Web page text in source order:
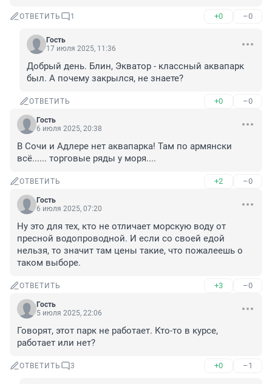
ОТВЕТИТЬ 1 +0 –0
Гость
17 июля 2025, 11:36
Добрый день. Блин, Экватор - классный аквапарк
был. А почему закрылся, не знаете?
ОТВЕТИТЬ +0 –0
Гость
6 июля 2025, 20:38
В Сочи и Адлере нет аквапарка! Там по армянски
всё...... торговые ряды у моря....
ОТВЕТИТЬ +2 –0
Гость
6 июля 2025, 07:20
Ну это для тех, кто не отличает морскую воду от
пресной водопроводной. И если со своей едой
нельзя, то значит там цены такие, что пожалеешь о
таком выборе.
ОТВЕТИТЬ +3 –0
Гость
5 июля 2025, 22:06
Говорят, этот парк не работает. Кто-то в курсе,
работает или нет?
ОТВЕТИТЬ 3 +0 –1